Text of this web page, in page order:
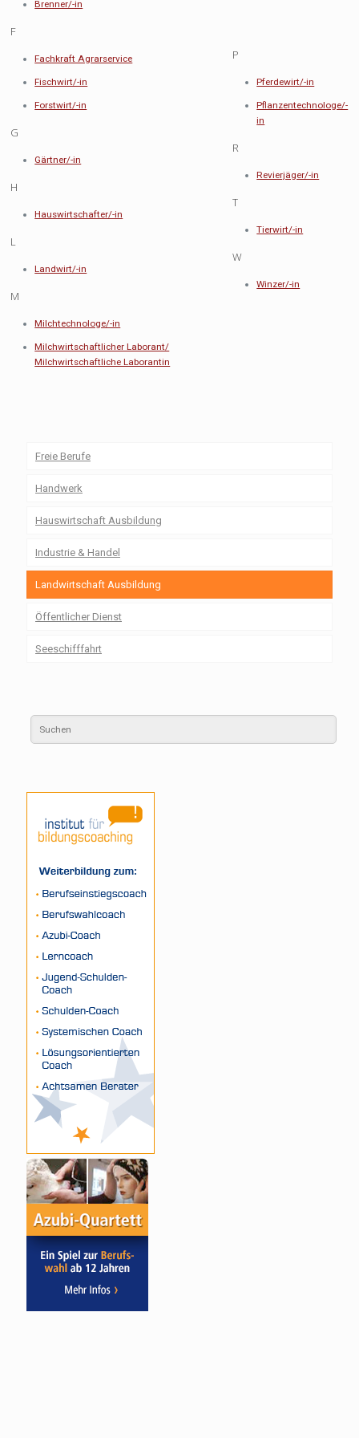
Brenner/-in
F
Fachkraft Agrarservice
Fischwirt/-in
Forstwirt/-in
G
Gärtner/-in
H
Hauswirtschafter/-in
L
Landwirt/-in
M
Milchtechnologe/-in
Milchwirtschaftlicher Laborant/
Milchwirtschaftliche Laborantin
P
Pferdewirt/-in
Pflanzentechnologe/-
in
R
Revierjäger/-in
T
Tierwirt/-in
W
Winzer/-in
Freie Berufe
Handwerk
Hauswirtschaft Ausbildung
Industrie & Handel
Landwirtschaft Ausbildung
Öffentlicher Dienst
Seeschifffahrt